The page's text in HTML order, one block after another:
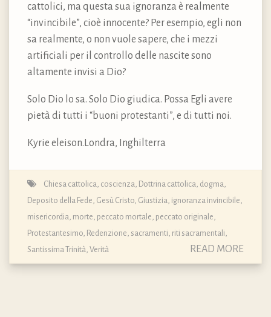
cattolici, ma questa sua ignoranza è realmente
“invincibile”, cioè innocente? Per esempio, egli non
sa realmente, o non vuole sapere, che i mezzi
artificiali per il controllo delle nascite sono
altamente invisi a Dio?
Solo Dio lo sa. Solo Dio giudica. Possa Egli avere
pietà di tutti i “buoni protestanti”, e di tutti noi.
Kyrie eleison.Londra, Inghilterra
Chiesa cattolica coscienza Dottrina cattolica, dogma,
Deposito della Fede Gesù Cristo Giustizia ignoranza invincibile
misericordia morte peccato mortale peccato originale
Protestantesimo Redenzione sacramenti, riti sacramentali
Santissima Trinità Verità READ MORE